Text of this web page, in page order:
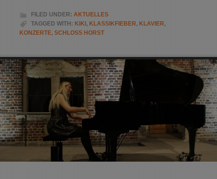
FILED UNDER: AKTUELLES
TAGGED WITH: KIKI , KLASSIKFIEBER, KLAVIER,
KONZERTE, SCHLOSS HORST